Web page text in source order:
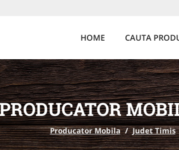
HOME CAUTA
Producator Mobila / Judet Timis